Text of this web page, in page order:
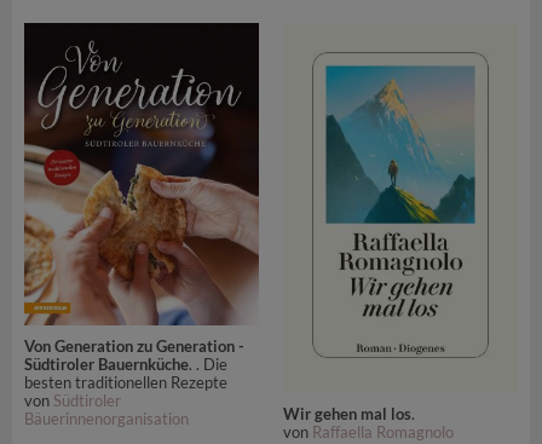
Von Generation zu Generation -
Südtiroler Bauernküche. . Die
besten traditionellen Rezepte
von Südtiroler
Bäuerinnenorganisation
Wir gehen mal los.
von Raffaella Romagnolo